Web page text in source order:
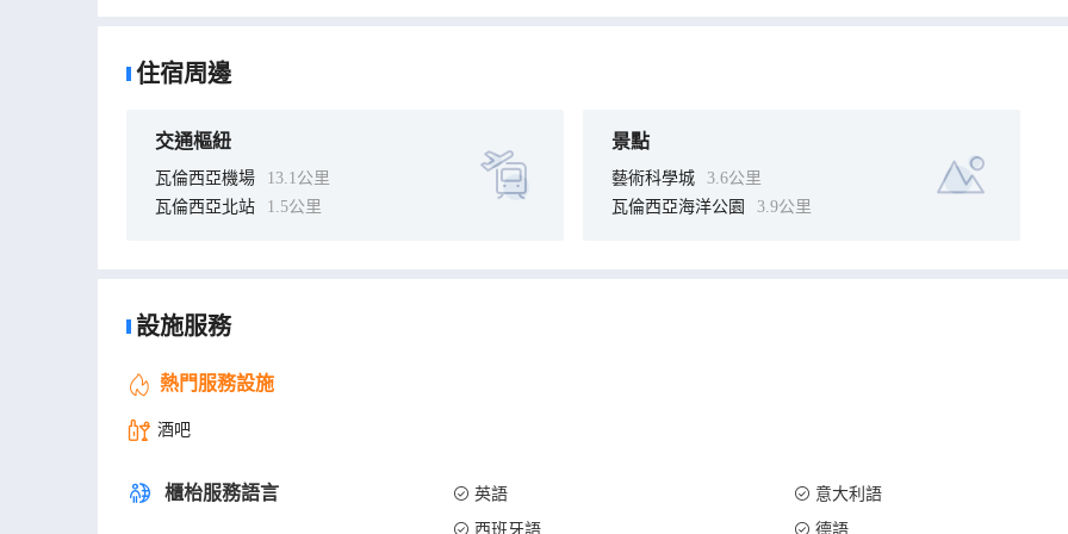
住宿周邊
交通樞紐
瓦倫西亞機場
13.1公里
瓦倫西亞北站
1.5公里
景點
藝術科學城
3.6公里
瓦倫西亞海洋公園
3.9公里
設施服務
熱門服務設施
酒吧
櫃枱服務語言 英語
意大利語
西班牙語
德語